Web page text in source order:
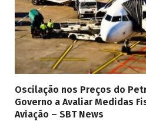
Oscilação nos Preços do
Governo a Avaliar Medidas
Aviação – SBT News